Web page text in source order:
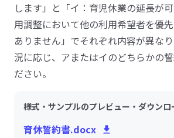
します」と「イ：育児休業の延長が
用調整において他の利用希望者を優
ありません」でそれぞれ内容が異な
況に応じ、アまたはイのどちらかの
ださい。
様式・サンプルのプレビュー・ダウンロ
育休誓約書.docx